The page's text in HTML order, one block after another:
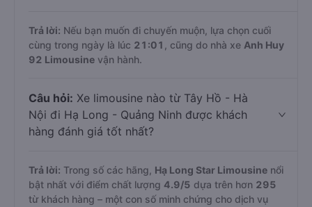
Trả lời: Nếu bạn muốn đi chuyến muộn, lựa chọn cuối
cùng trong ngày là lúc 21:01 , cũng do nhà xe Anh Huy
92 Limousine vận hành.
Câu hỏi: Xe limousine nào từ Tây Hồ - Hà
Nội đi Hạ Long - Quảng Ninh được khách
hàng đánh giá tốt nhất?
Trả lời: Trong số các hãng, Hạ Long Star Limousine nổi
bật nhất với điểm chất lượng 4.9/5 dựa trên hơn 295
từ khách hàng – một con số minh chứng cho dịch vụ